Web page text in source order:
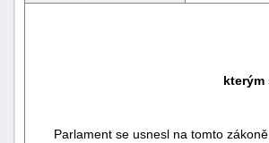
kterým
Parlament se usnesl na tomto zákoně